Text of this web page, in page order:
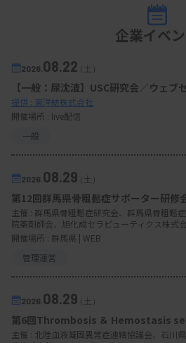
企業イベ
2026. 08.22（土）
【一般：尿沈渣】USC研究会／ウェブ
提供 : 東洋紡株式会社
開催場所 : live配信
一般
2026. 08.29（土）
第12回群馬県骨粗鬆症サポーター研修
主催 : 群馬県骨粗鬆症研究会、群馬県骨粗鬆
院薬剤師会、旭化成セラピューティクス株式
開催場所 : 群馬県 | WEB
管理運営
2026. 08.29（土）
第6回Thrombosis ＆ Hemostasis
主催 : 北陸血液凝固異常症連絡協議会、石川